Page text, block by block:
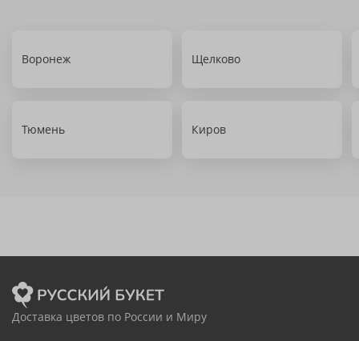
Воронеж Щелково
Тюмень Киров
Доставка цветов по России и Миру